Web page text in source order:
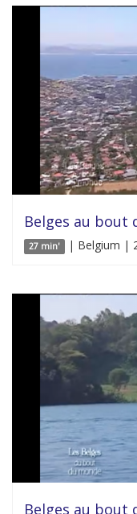
Belges au bout
27 min' | Belgium |
Belges au bout